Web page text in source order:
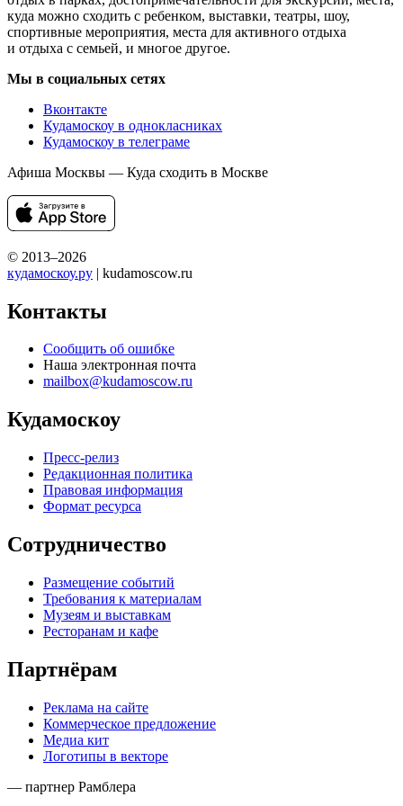
куда можно сходить с ребенком, выставки, театры, шоу,
спортивные мероприятия, места для активного отдыха
и отдыха с семьей, и многое другое.
Мы в социальных сетях
Вконтакте
Кудамоскоу в однокласниках
Кудамоскоу в телеграме
Афиша Москвы — Куда сходить в Москве
© 2013–2026
кудамоскоу.ру | kudamoscow.ru
Контакты
Сообщить об ошибке
Наша электронная почта
mailbox@kudamoscow.ru
Кудамоскоу
Пресс-релиз
Редакционная политика
Правовая информация
Формат ресурса
Сотрудничество
Размещение событий
Требования к материалам
Музеям и выставкам
Ресторанам и кафе
Партнёрам
Реклама на сайте
Коммерческое предложение
Медиа кит
Логотипы в векторе
— партнер Рамблера